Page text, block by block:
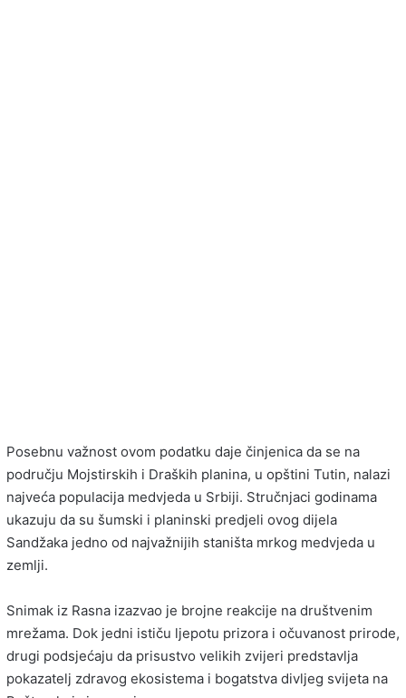
Posebnu važnost ovom podatku daje činjenica da se na
području Mojstirskih i Draških planina, u opštini Tutin, nalazi
najveća populacija medvjeda u Srbiji. Stručnjaci godinama
ukazuju da su šumski i planinski predjeli ovog dijela
Sandžaka jedno od najvažnijih staništa mrkog medvjeda u
zemlji.
Snimak iz Rasna izazvao je brojne reakcije na društvenim
mrežama. Dok jedni ističu ljepotu prizora i očuvanost prirode,
drugi podsjećaju da prisustvo velikih zvijeri predstavlja
pokazatelj zdravog ekosistema i bogatstva divljeg svijeta na